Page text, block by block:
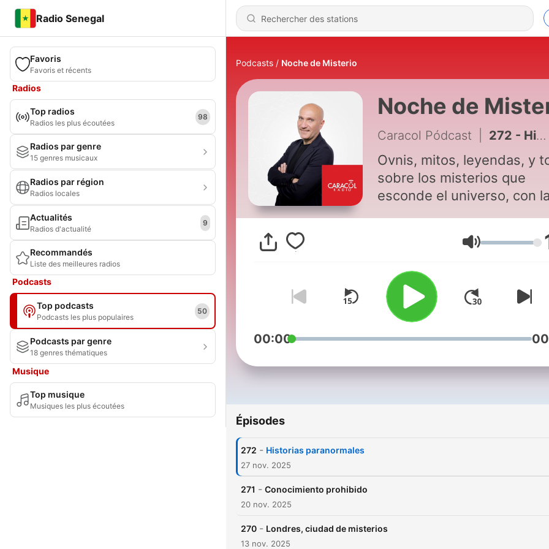
Radio Senegal
Favoris
Favoris et récents
Radios
Top radios
Radios les plus écoutées
98
Radios par genre
15 genres musicaux
Radios par région
Radios locales
Actualités
Radios d'actualité
9
Recommandés
Liste des meilleures radios
Podcasts
Top podcasts
Podcasts les plus populaires
50
Podcasts par genre
18 genres thématiques
Musique
Top musique
Musiques les plus écoutées
Podcasts Noche de Misterio
Noche de
Caracol Pódcast 272 - Historias paranormales
Ovnis, mitos, leyendas, y
sobre los misterios que
esconde el universo, con
Volume
00:00
Épisodes
272 - Historias paranormales
27 nov. 2025
271 - Conocimiento prohibido
20 nov. 2025
270 - Londres, ciudad de misterios
13 nov. 2025